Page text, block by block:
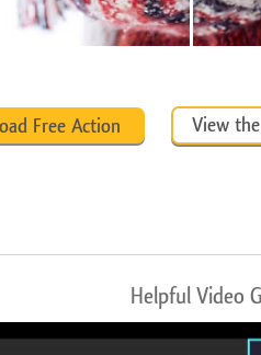
Free Action View
Helpful Video